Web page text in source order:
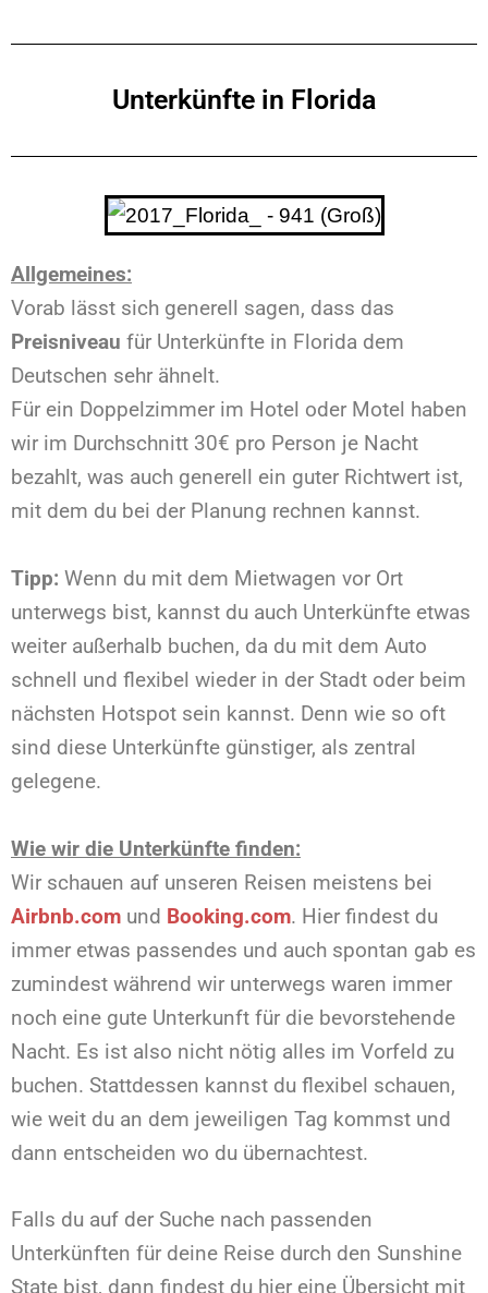
Unterkünfte in Florida
Allgemeines:
Vorab lässt sich generell sagen, dass das
Preisniveau für Unterkünfte in Florida dem
Deutschen sehr ähnelt.
Für ein Doppelzimmer im Hotel oder Motel haben
wir im Durchschnitt 30€ pro Person je Nacht
bezahlt, was auch generell ein guter Richtwert ist,
mit dem du bei der Planung rechnen kannst.
Tipp: Wenn du mit dem Mietwagen vor Ort
unterwegs bist, kannst du auch Unterkünfte etwas
weiter außerhalb buchen, da du mit dem Auto
schnell und flexibel wieder in der Stadt oder beim
nächsten Hotspot sein kannst. Denn wie so oft
sind diese Unterkünfte günstiger, als zentral
gelegene.
Wie wir die Unterkünfte finden:
Wir schauen auf unseren Reisen meistens bei
Airbnb.com und Booking.com. Hier findest du
immer etwas passendes und auch spontan gab es
zumindest während wir unterwegs waren immer
noch eine gute Unterkunft für die bevorstehende
Nacht. Es ist also nicht nötig alles im Vorfeld zu
buchen. Stattdessen kannst du flexibel schauen,
wie weit du an dem jeweiligen Tag kommst und
dann entscheiden wo du übernachtest.
Falls du auf der Suche nach passenden
Unterkünften für deine Reise durch den Sunshine
State bist, dann findest du hier eine Übersicht mit